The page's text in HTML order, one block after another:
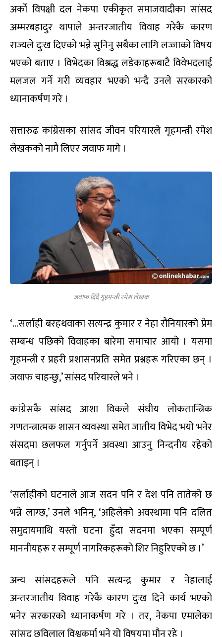
अर्को विपक्षी दल नेकपा एकीकृत समाजवादीका सांसद
अम्मरबहादुर थापाले अन्तरजातीय विवाह गरेकै कारण
राज्यले दुःख दिएको भन्ने सुनिनु सबैका लागि लज्जाको विषय
भएको बताए । विभेदका विश्रद्ध लडेकाहरूबाटै विवेभदलाई
मलजल गर्ने गरी व्यवहार भएको भन्दै उनले सरकारको
ध्यानाकर्षण गरे ।
सत्तारुढ कांग्रेसका सांसद जीवन परियारले गृहमन्त्री रमेश
लेखकको नामै लिएर जवाफ मागे ।
जवाफ दिँदै गृहमन्त्री रमेश लेखक
‘…सर्लाही बरहथवाका सत्यन्द्र कुमार र नेहा रौनियारको प्रेम
सम्बन्ध पछिको विवाहका बारेमा समाचार आयो । यसमा
गृहमन्त्री र प्रहरी प्रशासनप्रति समेत प्रश्नहरू गरिएका छन् ।
जवाफ चाहन्छु,’ सांसद परियारले भने ।
कांग्रेसकै सांसद आशा विकले संघीय लोकतान्त्रिक
गणतन्त्रात्मक शासन व्यवस्था समेत जातीय विभेद भयो भनेर
संसदमा छलफल गर्नुपर्ने अवस्था आउनु निन्दनीय रहेको
बताइन् ।
‘सर्लाहीको घटनाले आज सदन पनि र देश पनि तातेको छ
भन्ने लाग्छ,’ उनले भनिन्, ‘अहिलेको अवस्थामा पनि दलित
समुदायमाथि यस्तो घटना हुँदा सदनमा भएका सम्पूर्ण
माननीयहरू र सम्पूर्ण नागरिकहरूको शिर निहुरिएको छ ।’
अन्य सांसदहरूले पनि सत्यन्द्र कुमार र नेहालाई
अन्तरजातीय विवाह गरेकै कारण दुःख दिने कार्य भएको
भनेर सरकारको ध्यानाकर्षण गरे । तर, नेकपा एमालेका